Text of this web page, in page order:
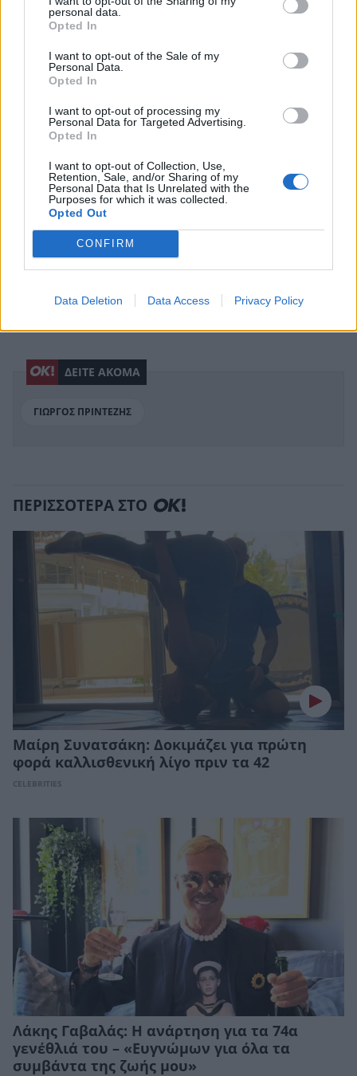
personal data.
Opted In
I want to opt-out of the Sale of my
Personal Data.
Opted In
I want to opt-out of processing my
Personal Data for Targeted Advertising.
Opted In
I want to opt-out of Collection, Use,
Retention, Sale, and/or Sharing of my
Personal Data that Is Unrelated with the
Purposes for which it was collected.
Opted Out
CONFIRM
Data Deletion Data Access Privacy Policy
Μεγάλη συγκίνηση για τον Γιώργο Πρίντεζη:
Η απόσυρση της φανέλας του στο Στάδιο
Ειρήνης και Φιλίας
ΔΕΙΤΕ ΑΚΟΜΑ
ΓΙΩΡΓΟΣ ΠΡΙΝΤΕΖΗΣ
ΠΕΡΙΣΣΟΤΕΡΑ ΣΤΟ
Μαίρη Συνατσάκη: Δοκιμάζει για πρώτη
φορά καλλισθενική λίγο πριν τα 42
CELEBRITIES
Λάκης Γαβαλάς: Η ανάρτηση για τα 74α
γενέθλιά του – «Ευγνώμων για όλα τα
συμβάντα της ζωής μου»